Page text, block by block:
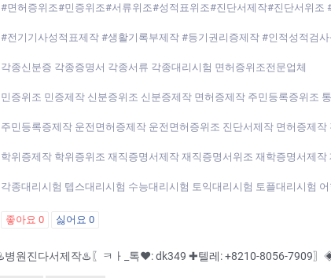
#면허증위조#민증위조#서류위조#성적표위조#진단서제작#진단서위조
#전기기사성적표제작 #생활기록부제작 #등기권리증제작 #인적성적검
각종신분증 각종증명서 각종서류 각종대리시험 면허증위조전문업체
민증위조 민증제작 신분증위조 신분증제작 면허증제작 주민등록증위조
주민등록증제작 운전면허증제작 운전면허증위조 진단서제작 면허증제작
학위증제작 학위증위조 재직증명서제작 재직증명서위조 재학증명서제작
각종대리시험 텝스대리시험 수능대리시험 토익대리시험 토플대리시험
좋아요 0 싫어요 0